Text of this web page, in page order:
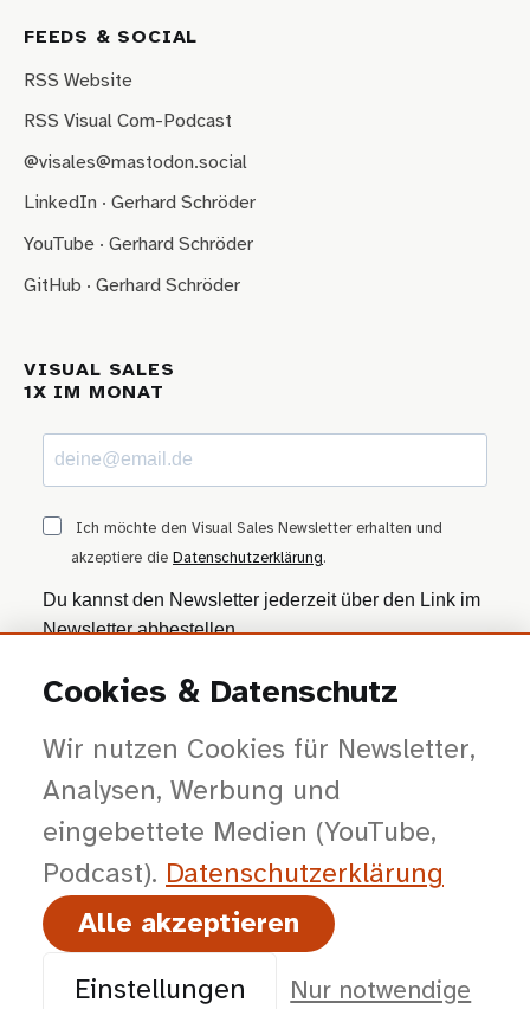
FEEDS & SOCIAL
RSS Website
RSS Visual Com-Podcast
@visales@mastodon.social
LinkedIn · Gerhard Schröder
YouTube · Gerhard Schröder
GitHub · Gerhard Schröder
VISUAL SALES
1X IM MONAT
Ich möchte den Visual Sales Newsletter erhalten und
akzeptiere die Datenschutzerklärung.
Du kannst den Newsletter jederzeit über den Link im
Newsletter abbestellen.
ANMELDEN
Wir nutzen Brevo als Marketing-Plattform. Mit dem Absenden stimmst du zu, dass
Datenschutzerklärung von Brevo.
© 2026 viSales GmbH · Bochum · Gespräche kürzer, Entscheidungen klarer,
Abschlüsse planbarer.
Impressum Datenschutz
Cookies & Datenschutz
Wir nutzen Cookies für Newsletter,
Analysen, Werbung und
eingebettete Medien (YouTube,
Podcast). Datenschutz­erklärung
Alle akzeptieren
Einstellungen Nur notwendige